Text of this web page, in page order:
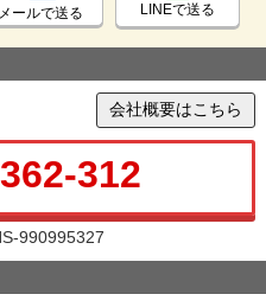
メールで送る LINEで送る
会社概要はこちら
312
990995327